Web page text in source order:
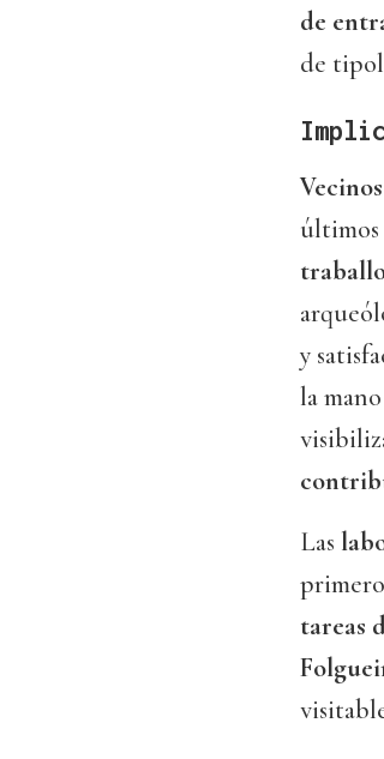
de
de
últimos
y
la
Las
tareas